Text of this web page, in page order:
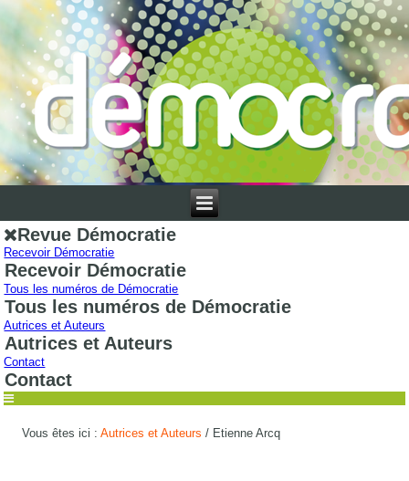
Revue Démocratie
Recevoir Démocratie
Recevoir Démocratie
Tous les numéros de Démocratie
Tous les numéros de Démocratie
Autrices et Auteurs
Autrices et Auteurs
Contact
Contact
Vous êtes ici :Autrices et Auteurs / Etienne Arcq